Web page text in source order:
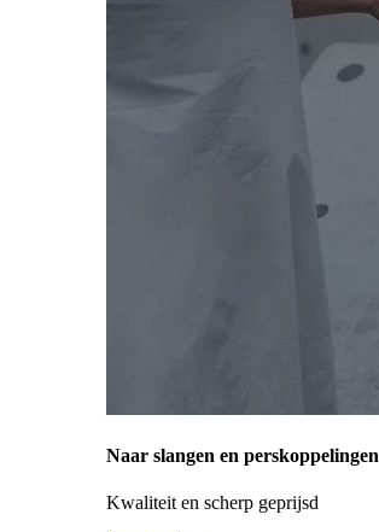
Naar slangen en perskoppelingen
Kwaliteit en scherp geprijsd